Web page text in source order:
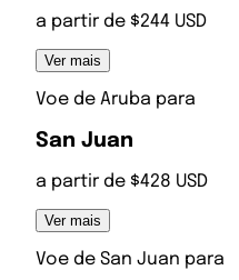
a partir de $244 USD
Ver mais
Voe de Aruba para
San Juan
a partir de $428 USD
Ver mais
Voe de San Juan para